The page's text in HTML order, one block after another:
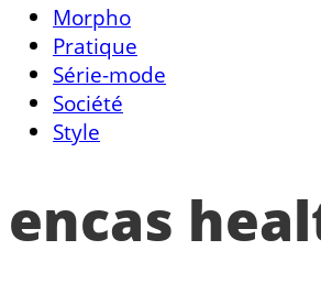
Morpho
Pratique
Série-mode
Société
Style
encas